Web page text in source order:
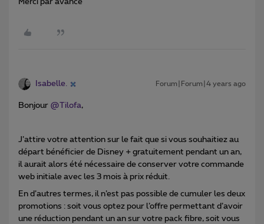
Merci par avance
Isabelle. Forum|Forum|4 years ago
Bonjour @Tilofa,
J’attire votre attention sur le fait que si vous souhaitiez au
départ bénéficier de Disney + gratuitement pendant un an,
il aurait alors été nécessaire de conserver votre commande
web initiale avec les 3 mois à prix réduit.
En d’autres termes, il n’est pas possible de cumuler les deux
promotions : soit vous optez pour l’offre permettant d’avoir
une réduction pendant un an sur votre pack fibre, soit vous